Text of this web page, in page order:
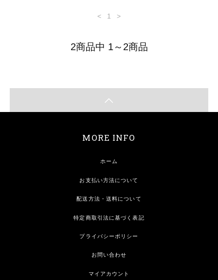
< 1 >
2商品中 1～2商品
MORE INFO
ホーム
お支払い方法について
配送方法・送料について
特定商取引法に基づく表記
プライバシーポリシー
お問い合わせ
マイアカウント